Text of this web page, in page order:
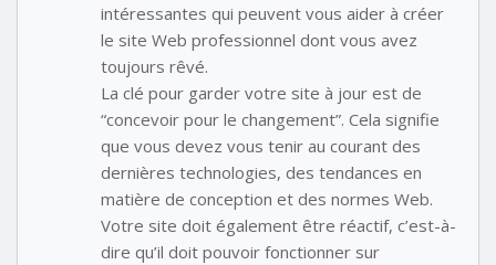
intéressantes qui peuvent vous aider à créer
le site Web professionnel dont vous avez
toujours rêvé.
La clé pour garder votre site à jour est de
“concevoir pour le changement”. Cela signifie
que vous devez vous tenir au courant des
dernières technologies, des tendances en
matière de conception et des normes Web.
Votre site doit également être réactif, c’est-à-
dire qu’il doit pouvoir fonctionner sur